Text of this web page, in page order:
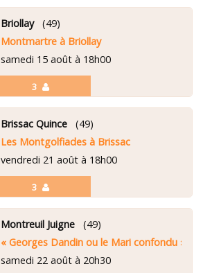
3
Briollay(49)
Montmartre à Briollay
samedi 15 août à 18h00
3
Brissac Quince(49)
Les Montgolfiades à Brissac
vendredi 21 août à 18h00
Montreuil Juigne(49)
« Georges Dandin ou le Mari confondu »
samedi 22 août à 20h30